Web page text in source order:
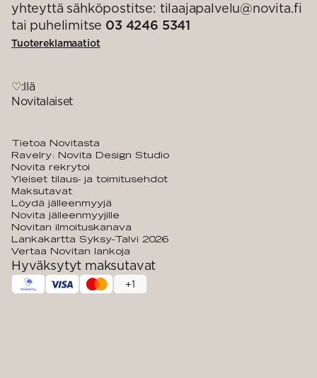
yhteyttä sähköpostitse: tilaajapalvelu@novita.fi
tai puhelimitse 03 4246 5341
Tuotereklamaatiot
♡:llä
Novitalaiset
Tietoa Novitasta
Ravelry: Novita Design Studio
Novita rekrytoi
Yleiset tilaus- ja toimitusehdot
Maksutavat
Löydä jälleenmyyjä
Novita jälleenmyyjille
Novitan ilmoituskanava
Lankakartta Syksy-Talvi 2026
Vertaa Novitan lankoja
Hyväksytyt maksutavat
+1